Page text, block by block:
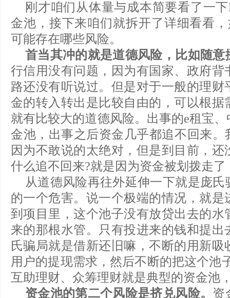
刚才咱们从体量与成本简要看了一
金池，接下来咱们就拆开了详细看看
可能存在哪些风险。
首当其冲的就是道德风险，比如随
行信用没有问题，因为有国家、政府背
路还没有听说过。但是对于一般的理
金的转入转出是比较自由的，可以根据
就有比较大的道德风险。出事的e租宝
金池，出事之后资金几乎都追不回来。
因为不敢说的太绝对，但是到目前，
什么追不回来?就是因为资金被划拨走
从道德风险再往外延伸一下就是庞
的一个危害。说一个极端的情况，就
到项目里，这个池子没有放贷出去的水
来的那根水管。只有投进来的钱和提
氏骗局就是借新还旧嘛，不断的用新
用户的提现需求，然后不断的把这个池
互助理财、众筹理财就是典型的资金池
资金池的第二个风险是挤兑风险。 资